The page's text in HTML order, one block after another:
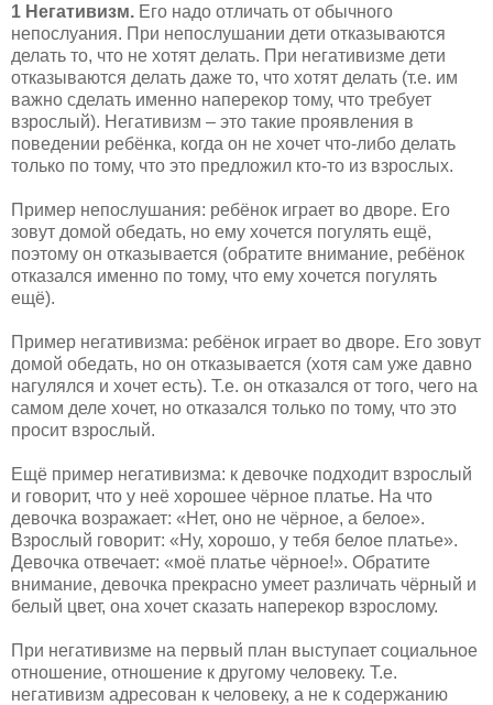
1 Негативизм. Его надо отличать от обычного
непослуания. При непослушании дети отказываются
делать то, что не хотят делать. При негативизме дети
отказываются делать даже то, что хотят делать (т.е. им
важно сделать именно наперекор тому, что требует
взрослый). Негативизм – это такие проявления в
поведении ребёнка, когда он не хочет что-либо делать
только по тому, что это предложил кто-то из взрослых.
Пример непослушания: ребёнок играет во дворе. Его
зовут домой обедать, но ему хочется погулять ещё,
поэтому он отказывается (обратите внимание, ребёнок
отказался именно по тому, что ему хочется погулять
ещё).
Пример негативизма: ребёнок играет во дворе. Его зовут
домой обедать, но он отказывается (хотя сам уже давно
нагулялся и хочет есть). Т.е. он отказался от того, чего на
самом деле хочет, но отказался только по тому, что это
просит взрослый.
Ещё пример негативизма: к девочке подходит взрослый
и говорит, что у неё хорошее чёрное платье. На что
девочка возражает: «Нет, оно не чёрное, а белое».
Взрослый говорит: «Ну, хорошо, у тебя белое платье».
Девочка отвечает: «моё платье чёрное!». Обратите
внимание, девочка прекрасно умеет различать чёрный и
белый цвет, она хочет сказать наперекор взрослому.
При негативизме на первый план выступает социальное
отношение, отношение к другому человеку. Т.е.
негативизм адресован к человеку, а не к содержанию